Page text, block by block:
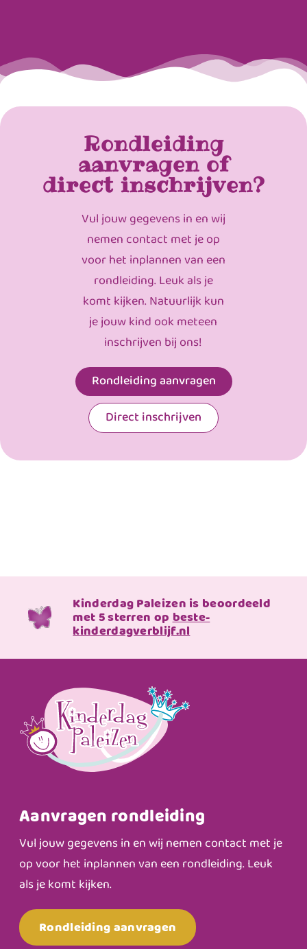
Rondleiding
aanvragen of
direct inschrijven?
Vul jouw gegevens in en wij
nemen contact met je op
voor het inplannen van een
rondleiding. Leuk als je
komt kijken. Natuurlijk kun
je jouw kind ook meteen
inschrijven bij ons!
Rondleiding aanvragen
Direct inschrijven
Kinderdag Paleizen is beoordeeld
met 5 sterren opbeste-
kinderdagverblijf.nl
Aanvragen rondleiding
Vul jouw gegevens in en wij nemen contact met je
op voor het inplannen van een rondleiding. Leuk
als je komt kijken.
Rondleiding aanvragen